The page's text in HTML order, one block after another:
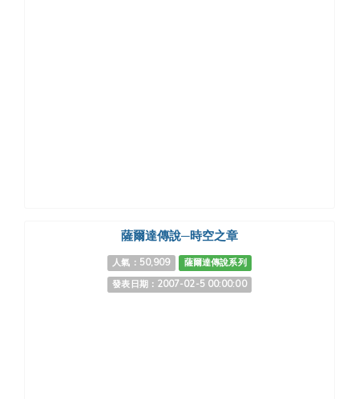
薩爾達傳說─時空之章
人氣：50,909
薩爾達傳說系列
發表日期：2007-02-5 00:00:00